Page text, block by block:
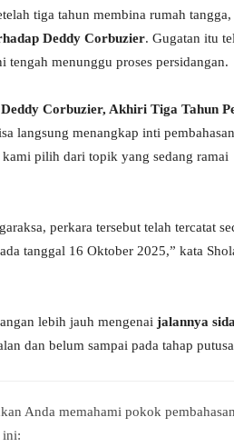
tiga tahun membina rumah tangga,
Deddy Corbuzier. Gugatan itu
tengah menunggu proses persidangan.
Corbuzier, Akhiri Tiga Tahun
langsung menangkap inti
pilih dari topik yang sedang ramai
perkara tersebut telah tercatat
tanggal 16 Oktober 2025,” kata
lebih jauh mengenai jalannya
dan belum sampai pada tahap
Anda memahami pokok
ini: